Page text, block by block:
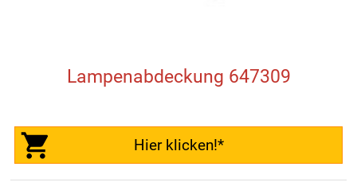
Lampenabdeckung 647309
Hier klicken!*